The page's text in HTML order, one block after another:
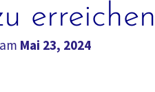
Mai 23, 2024